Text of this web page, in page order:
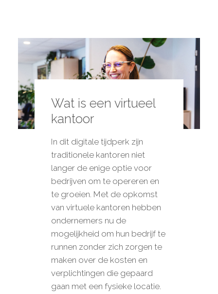
Wat is een virtueel
kantoor
In dit digitale tijdperk zijn
traditionele kantoren niet
langer de enige optie voor
bedrijven om te opereren en
te groeien. Met de opkomst
van virtuele kantoren hebben
ondernemers nu de
mogelijkheid om hun bedrijf te
runnen zonder zich zorgen te
maken over de kosten en
verplichtingen die gepaard
gaan met een fysieke locatie.